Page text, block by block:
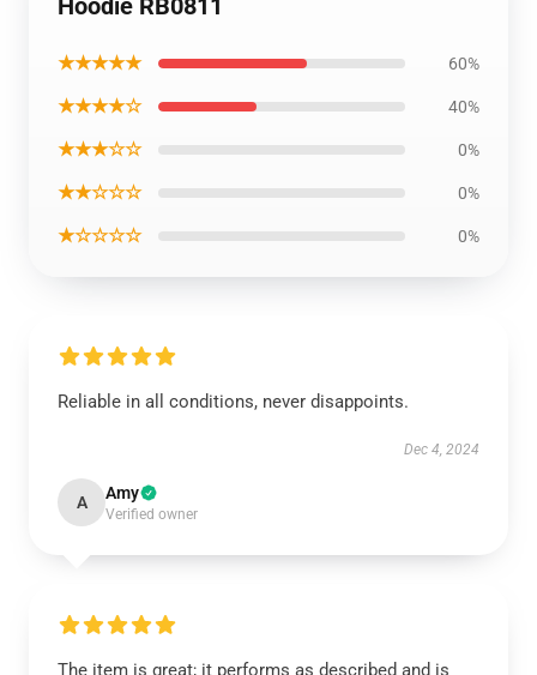
Hoodie RB0811
★★★★★ 60%
★★★★☆ 40%
★★★☆☆ 0%
★★☆☆☆ 0%
★☆☆☆☆ 0%
Reliable in all conditions, never disappoints.
Dec 4, 2024
A Amy
Verified owner
The item is great; it performs as described and is